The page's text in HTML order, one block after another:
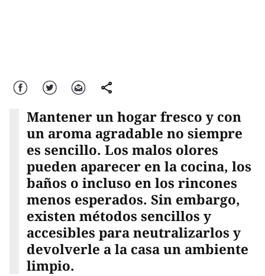
Facebook Twitter Correo comparte
Mantener un hogar fresco y con
un aroma agradable no siempre
es sencillo. Los malos olores
pueden aparecer en la cocina, los
baños o incluso en los rincones
menos esperados. Sin embargo,
existen métodos sencillos y
accesibles para neutralizarlos y
devolverle a la casa un ambiente
limpio.